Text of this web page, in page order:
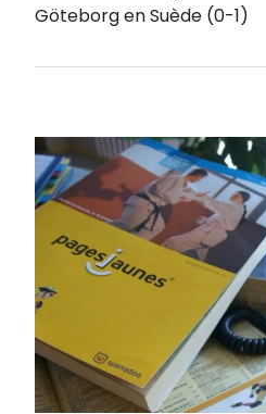
Göteborg en Suède (0-1)